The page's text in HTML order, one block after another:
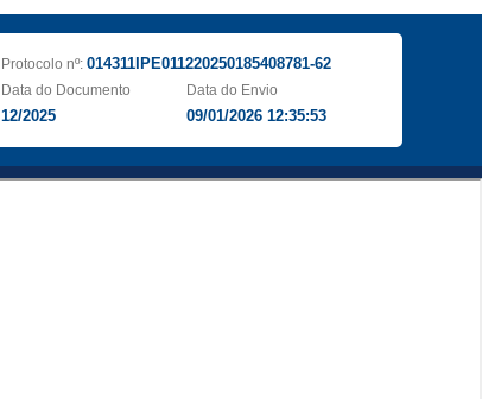
Protocolo nº: 014311IPE011220250185408781-62
Data do Documento
12/2025
Data do Envio
09/01/2026 12:35:53